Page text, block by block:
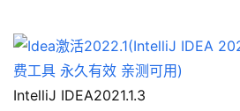
IntelliJ IDEA2021.1.3